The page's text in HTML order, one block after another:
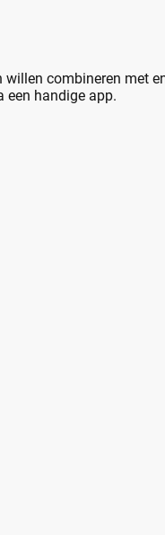
combineren met
een handige app.